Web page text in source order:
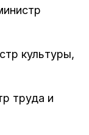
культуры,
труда и